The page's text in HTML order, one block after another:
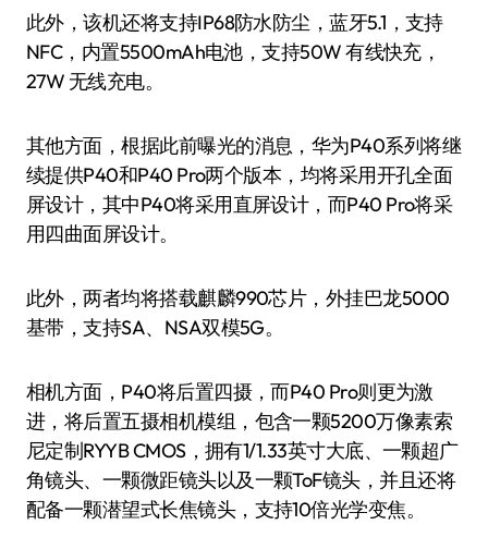
此外，该机还将支持IP68防水防尘，蓝牙5.1，支持
NFC，内置5500mAh电池，支持50W 有线快充，
27W 无线充电。
其他方面，根据此前曝光的消息，华为P40系列将继
续提供P40和P40 Pro两个版本，均将采用开孔全面
屏设计，其中P40将采用直屏设计，而P40 Pro将采
用四曲面屏设计。
此外，两者均将搭载麒麟990芯片，外挂巴龙5000
基带，支持SA、NSA双模5G。
相机方面，P40将后置四摄，而P40 Pro则更为激
进，将后置五摄相机模组，包含一颗5200万像素索
尼定制RYYB CMOS，拥有1/1.33英寸大底、一颗超广
角镜头、一颗微距镜头以及一颗ToF镜头，并且还将
配备一颗潜望式长焦镜头，支持10倍光学变焦。